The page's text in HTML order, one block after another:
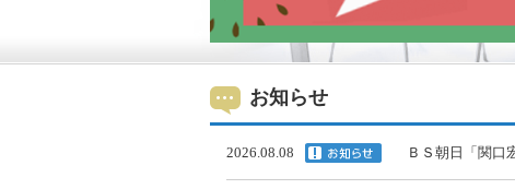
お知らせ
2026.08.08 ＢＳ朝日「関口